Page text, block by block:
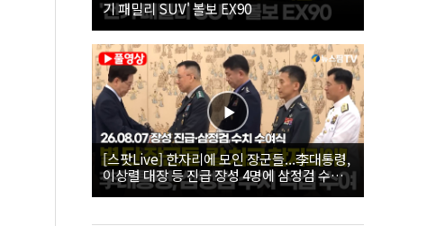
기 패밀리 SUV' 볼보 EX90
[스팟Live] 한자리에 모인 장군들...李대통령,
이상렬 대장 등 진급 장성 4명에 삼정검 수치
직접 수여｜26.08.07 장성 진급·삼정검 수치